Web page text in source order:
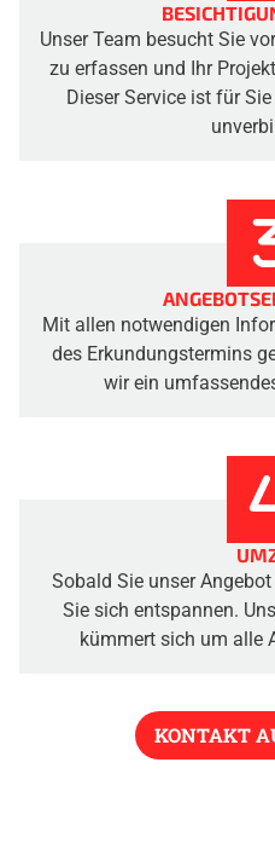
Unser Team besucht Sie
zu erfassen und Ihr
Dieser Service ist für
Mit allen notwendigen
des Erkundungstermins
wir ein
Sobald Sie unser
Sie sich entspannen.
kümmert sich um alle
KONTAKT